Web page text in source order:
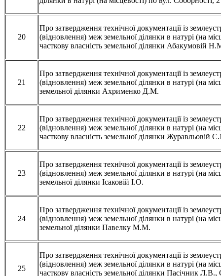
20
Про затвердження технічної документації із
(відновлення) меж земельної ділянки в натурі (на
часткову власність земельної ділянки Абакумовій
21
Про затвердження технічної документації із
(відновлення) меж земельної ділянки в натурі (на
земельної ділянки Ахрименко Д.М.
22
Про затвердження технічної документації із
(відновлення) меж земельної ділянки в натурі (на
часткову власність земельної ділянки
23
Про затвердження технічної документації із
(відновлення) меж земельної ділянки в натурі (на
земельної ділянки Ісаковій І.О.
24
Про затвердження технічної документації із
(відновлення) меж земельної ділянки в натурі (на
земельної ділянки Павелку М.М.
25
Про затвердження технічної документації із
(відновлення) меж земельної ділянки в натурі (на
часткову власність земельної ділянки Пасічник